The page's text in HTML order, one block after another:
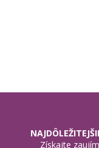
Získajte